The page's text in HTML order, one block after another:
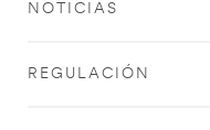
NOTICIAS
REGULACIÓN